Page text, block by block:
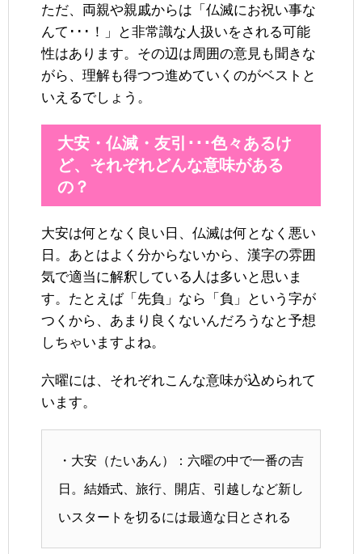
ただ、両親や親戚からは「仏滅にお祝い事な
んて･･･！」と非常識な人扱いをされる可能
性はあります。その辺は周囲の意見も聞きな
がら、理解も得つつ進めていくのがベストと
いえるでしょう。
大安・仏滅・友引･･･色々あるけ
ど、それぞれどんな意味がある
の？
大安は何となく良い日、仏滅は何となく悪い
日。あとはよく分からないから、漢字の雰囲
気で適当に解釈している人は多いと思いま
す。たとえば「先負」なら「負」という字が
つくから、あまり良くないんだろうなと予想
しちゃいますよね。
六曜には、それぞれこんな意味が込められて
います。
・大安（たいあん）：六曜の中で一番の吉
日。結婚式、旅行、開店、引越しなど新し
いスタートを切るには最適な日とされる